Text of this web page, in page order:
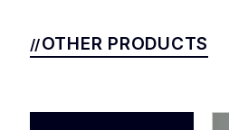
OTHER PRODUCTS